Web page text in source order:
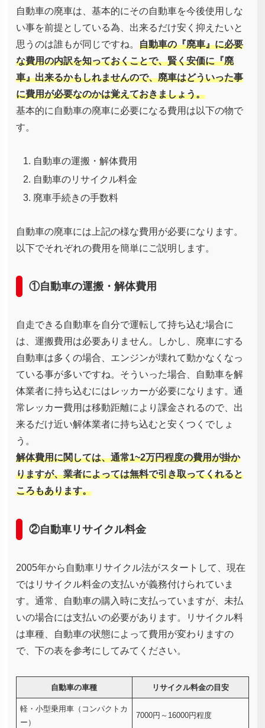
自動車の廃車は、基本的にその自動車を今後使用しな
い事を前提としている為、出来るだけ安く抑えたいと
思うのは誰もが同じですね。 自動車の『廃車』に必要
な費用の内訳を知っておくことで、賢く安価に『廃
車』出来るかもしれませんので、廃車はどういった事
に費用が必要なのかは覚えておきましょう。
基本的に自動車の廃車に必要になる費用は以下の物で
す。
自動車の運搬・解体費用
自動車のリサイクル料金
廃車手続きの手数料
自動車の廃車には上記の様な費用が必要になります。
以下でそれぞれの費用を簡単にご説明します。
①自動車の運搬・解体費用
自走できる自動車を自分で運転して持ち込む場合に
は、運搬費用は必要ありません。しかし、廃車にする
自動車は多くの場合、エンジンが壊れて動かなくなっ
ている事が多いですね。そういった場合、自動車を解
体業者に持ち込むにはレッカーが必要になります。通
常レッカー費用は移動距離により課金されるので、出
来るだけ近い解体業者に持ち込むと安くつくでしょ
う。
解体費用に関しては、通常1~2万円程度の費用が掛か
りますが、業者によっては無料で引き取ってくれると
ころもあります。
②自動車リサイクル料金
2005年から自動車リサイクル法がスタートして、現在
ではリサイクル料金の支払いが義務付けられていま
す。通常、自動車の購入時に支払っていますが、未払
いの場合には支払いの必要があります。リサイクル料
は車種、自動車の状態によって費用が変わりますの
で、下の表を参考にしてみてください。
自動車の車種 リサイクル料金の目安
軽・小型乗用車（コンパクトカ
ー）
7000円～16000円程度